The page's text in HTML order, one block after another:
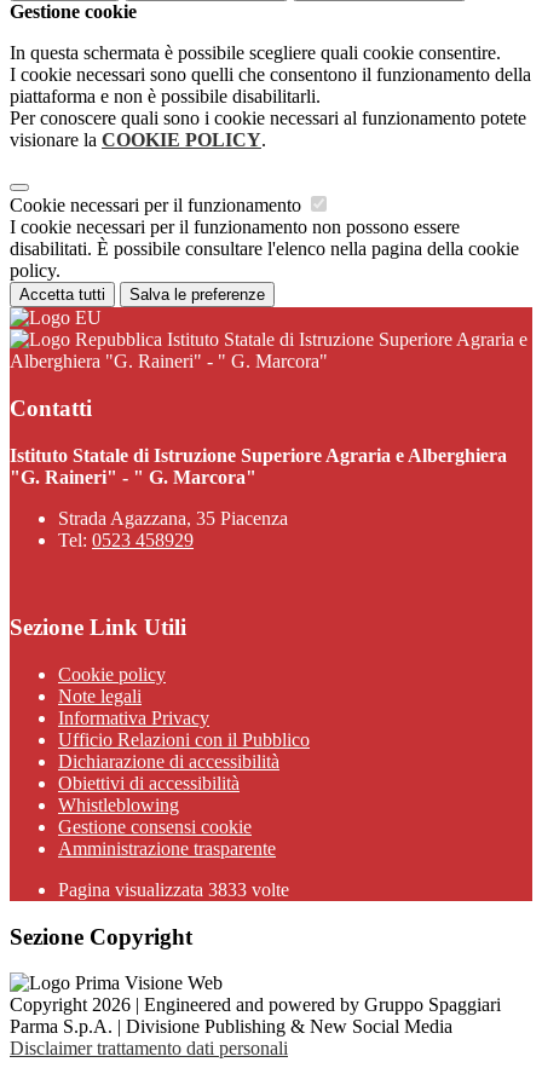
Gestione cookie
In questa schermata è possibile scegliere quali cookie consentire.
I cookie necessari sono quelli che consentono il funzionamento della
piattaforma e non è possibile disabilitarli.
Per conoscere quali sono i cookie necessari al funzionamento potete
visionare la COOKIE POLICY.
Cookie necessari per il funzionamento
I cookie necessari per il funzionamento non possono essere
disabilitati. È possibile consultare l'elenco nella pagina della cookie
policy.
Accetta tutti Salva le preferenze
Istituto Statale di Istruzione Superiore Agraria e
Alberghiera "G. Raineri" - " G. Marcora"
Contatti
Istituto Statale di Istruzione Superiore Agraria e Alberghiera
"G. Raineri" - " G. Marcora"
Strada Agazzana, 35 Piacenza
Tel: 0523 458929
Sezione Link Utili
Cookie policy
Note legali
Informativa Privacy
Ufficio Relazioni con il Pubblico
Dichiarazione di accessibilità
Obiettivi di accessibilità
Whistleblowing
Gestione consensi cookie
Amministrazione trasparente
Pagina visualizzata 3833 volte
Sezione Copyright
Copyright 2026 | Engineered and powered by Gruppo Spaggiari
Parma S.p.A. | Divisione Publishing & New Social Media
Disclaimer trattamento dati personali